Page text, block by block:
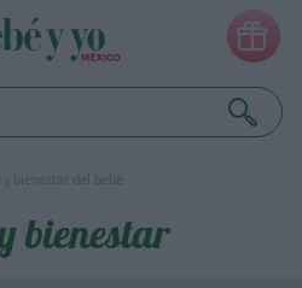

y bienestar del bebé
bienestar